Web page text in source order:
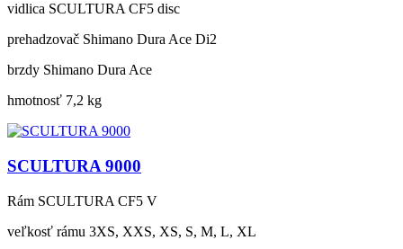
vidlica SCULTURA CF5 disc
prehadzovač Shimano Dura Ace Di2
brzdy Shimano Dura Ace
hmotnosť 7,2 kg
SCULTURA 9000
Rám SCULTURA CF5 V
veľkosť rámu 3XS, XXS, XS, S, M, L, XL